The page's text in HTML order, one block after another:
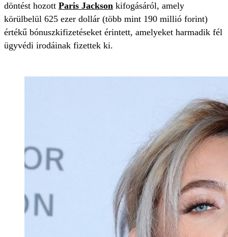
döntést hozott Paris Jackson kifogásáról, amely
körülbelül 625 ezer dollár (több mint 190 millió forint)
értékű bónuszkifizetéseket érintett, amelyeket harmadik fél
ügyvédi irodáinak fizettek ki.